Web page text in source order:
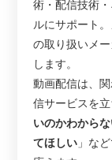
術・配信技術
ルにサポート
の取り扱いメ
します。
動画配信は、
信サービスを
いのかわから
てほしい 」な